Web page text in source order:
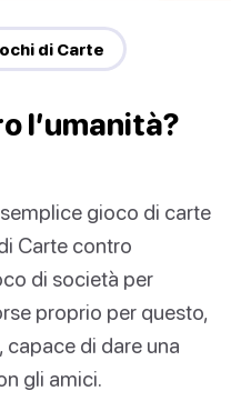
di Carte
l’umanità?
gioco di carte
Carte contro
di società per
proprio per questo,
di dare una
gli amici.